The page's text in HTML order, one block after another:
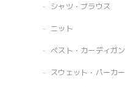
シャツ・ブラウス
ニット
ベスト・カーディガン
スウェット・パーカー